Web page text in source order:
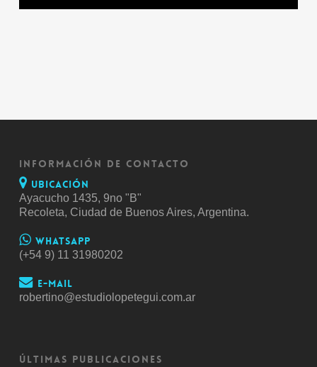
INFORMACIÓN DE CONTACTO
Ubicación
Ayacucho 1435, 9no "B"
Recoleta, Ciudad de Buenos Aires, Argentina.
Whatsapp
(+54 9) 11 31980202
E-mail
robertino@estudiolopetegui.com.ar
ÚLTIMAS PUBLICACIONES